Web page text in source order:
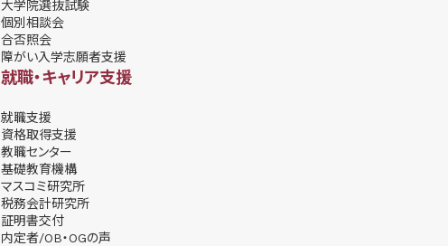
大学院選抜試験
個別相談会
合否照会
障がい入学志願者支援
就職・キャリア支援
就職支援
資格取得支援
教職センター
基礎教育機構
マスコミ研究所
税務会計研究所
証明書交付
内定者/OB・OGの声